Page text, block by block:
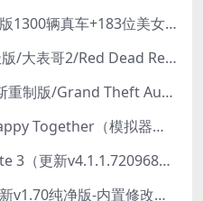
GTA5中国风（1.41整合版1300辆真车+183位美女与英雄+200%存档）
荒野大镖客2：救赎终极版/大表哥2/Red Dead Redemption 2: Ultimate Edition（更新v1491.50终极版）
侠盗猎车手：圣安地列斯重制版/Grand Theft Auto: San Andreas – The Definitive Edition（更新v1.113.49697469）
女神驾到：夏日甜心/Happy Together（模拟器版-升级豪华终极珍藏版+全DLC）
博德之门3/Baldur’s Gate 3（更新v4.1.1.7209685）
侠盗猎车手5/GTA5（更新v1.70纯净版-内置修改器+通关存档）